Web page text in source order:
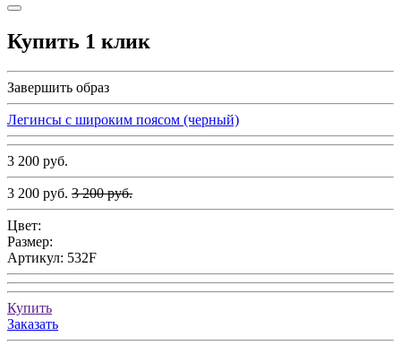
Купить 1 клик
Завершить образ
Легинсы с широким поясом (черный)
3 200 руб.
3 200 руб. 3 200 руб.
Цвет:
Размер:
Артикул: 532F
Купить
Заказать